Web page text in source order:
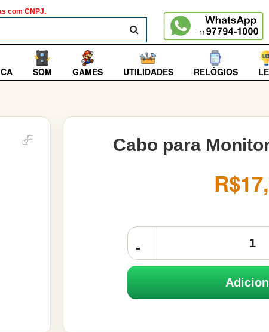
com CNPJ.
BUSCAR
SOM GAMES UTILIDADES RELÓGIOS
Cabo para